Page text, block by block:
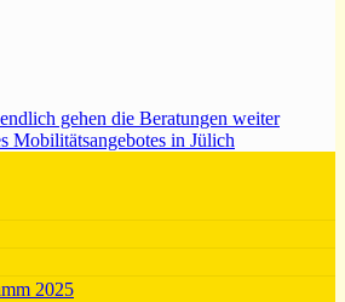
gehen die Beratungen weiter
Mobilitätsangebotes in Jülich
2025